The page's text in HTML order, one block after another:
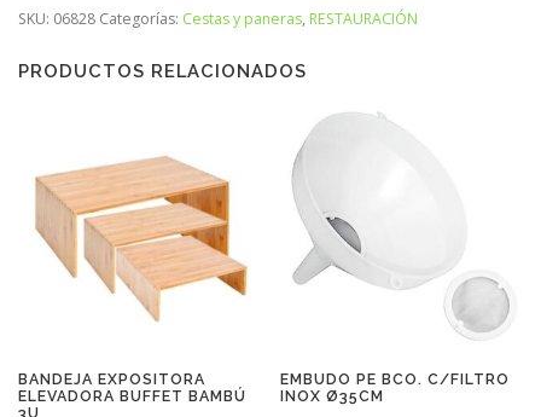
SKU: 06828 Categorías: Cestas y paneras, RESTAURACIÓN
PRODUCTOS RELACIONADOS
BANDEJA EXPOSITORA
ELEVADORA BUFFET BAMBÚ
3U
EMBUDO PE BCO. C/FILTRO
INOX Ø35CM